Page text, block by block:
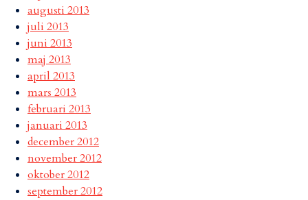
augusti 2013
juli 2013
juni 2013
maj 2013
april 2013
mars 2013
februari 2013
januari 2013
december 2012
november 2012
oktober 2012
september 2012